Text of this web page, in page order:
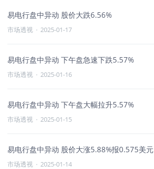
易电行盘中异动 股价大跌6.56%
市场透视 · 2025-01-17
易电行盘中异动 下午盘急速下跌5.57%
市场透视 · 2025-01-16
易电行盘中异动 下午盘大幅拉升5.57%
市场透视 · 2025-01-15
易电行盘中异动 股价大涨5.88%报0.575美元
市场透视 · 2025-01-14